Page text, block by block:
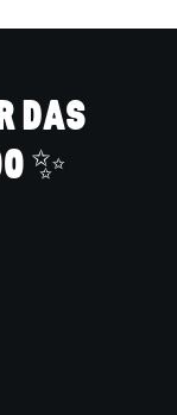
DAS
✨